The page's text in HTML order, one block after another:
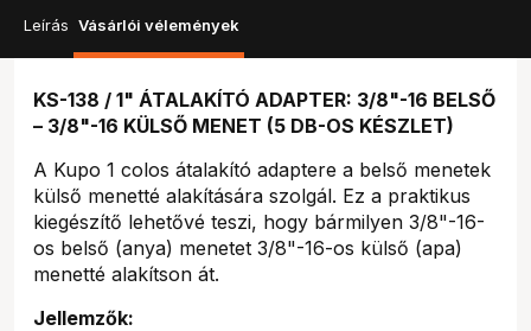
Leírás Vásárlói vélemények
KS-138 / 1" ÁTALAKÍTÓ ADAPTER: 3/8"-16 BELSŐ
– 3/8"-16 KÜLSŐ MENET (5 DB-OS KÉSZLET)
A Kupo 1 colos átalakító adaptere a belső menetek
külső menetté alakítására szolgál. Ez a praktikus
kiegészítő lehetővé teszi, hogy bármilyen 3/8"-16-
os belső (anya) menetet 3/8"-16-os külső (apa)
menetté alakítson át.
Jellemzők: